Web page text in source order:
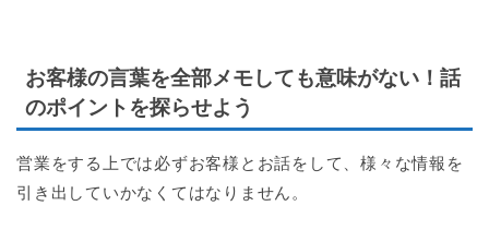
お客様の言葉を全部メモしても意味がない！話
のポイントを探らせよう
営業をする上では必ずお客様とお話をして、様々な情報を
引き出していかなくてはなりません。